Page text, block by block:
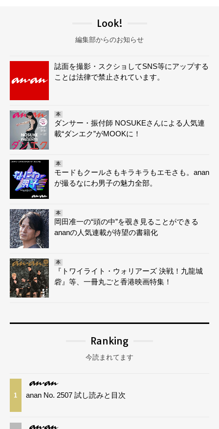
Look!
編集部からのお知らせ
誌面を撮影・スクショしてSNS等にアップする
ことは法律で禁止されています。
本
ダンサー・振付師 NOSUKEさんによる人気連
載“ダンエク”がMOOKに！
本
モードもクールさもキラキラもエモさも。anan
が撮るなにわ男子の魅力全部。
本
岡田准一の“頭の中”を覗き見ることができる
ananの人気連載が待望の書籍化
本
『トワイライト・ウォリアーズ 決戦！九龍城
砦』等、一冊丸ごと香港映画特集！
Ranking
今読まれてます
1 anan No. 2507 試し読みと目次